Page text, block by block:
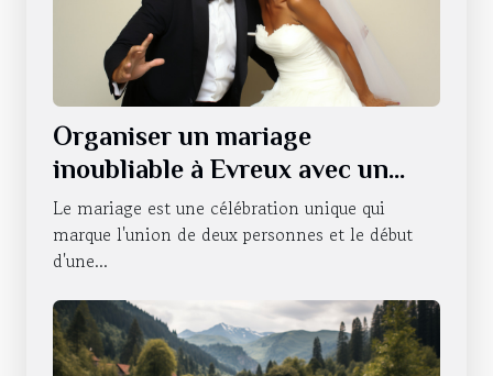
Organiser un mariage
inoubliable à Evreux avec un
photobooth
Le mariage est une célébration unique qui
marque l'union de deux personnes et le début
d'une...